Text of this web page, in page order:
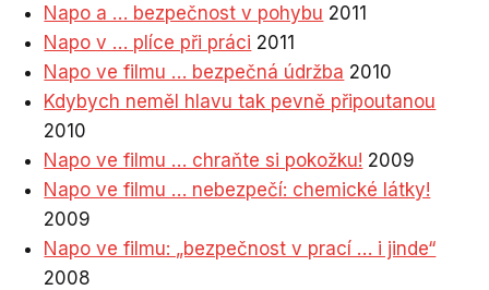
Napo a … bezpečnost v pohybu 2011
Napo v … plíce při práci 2011
Napo ve filmu … bezpečná údržba 2010
Kdybych neměl hlavu tak pevně připoutanou
2010
Napo ve filmu … chraňte si pokožku! 2009
Napo ve filmu … nebezpečí: chemické látky!
2009
Napo ve filmu: „bezpečnost v prací … i jinde“
2008